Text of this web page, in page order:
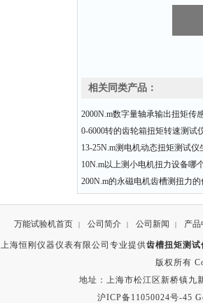
相关同类产品：
2000N.m数字量轴承输出扭矩传
0-6000转的齿轮箱扭矩转速测试
13-25N.m测电机动态扭矩测试仪
10N.m以上测小电机扭力设备哪
200N.m的永磁电机齿槽测扭力
万能试验机首页 | 公司简介 | 公司新闻 | 产品
上海恒刚仪器仪表有限公司专业提供齿槽扭矩测
版权所有
地址：上海市松江区新桥镇九
沪ICP备11050024号-45